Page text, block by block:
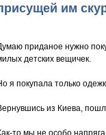
им
приданое нужно
детских вещичек.
я покупала только
из Киева,
то мы не особо